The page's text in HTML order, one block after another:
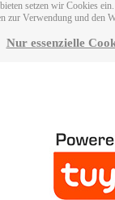
setzen wir Cookies
zur Verwendung und den
Nur essenzielle